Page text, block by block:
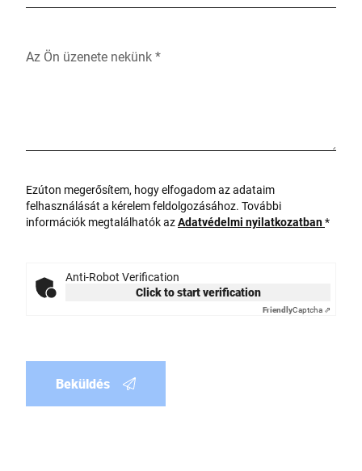
Az Ön üzenete nekünk *
Ezúton megerősítem, hogy elfogadom az adataim
felhasználását a kérelem feldolgozásához. További
információk megtalálhatók azAdatvédelmi nyilatkozatban*
Anti-Robot Verification
Click to start verification
FriendlyCaptcha ⇗
Beküldés